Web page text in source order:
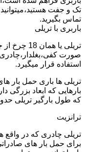
تک و جفت
تماس بگیرید.
باربری با تریلی
تریلی یا
صورت
استفاده قرار میگیرد.
بارهایی که ابعاد بزرگی
که طول بارگیر تریلی حدودا 12.5 متر
ترانزیت
تریلی چادری که در واقع
برای حمل بار های